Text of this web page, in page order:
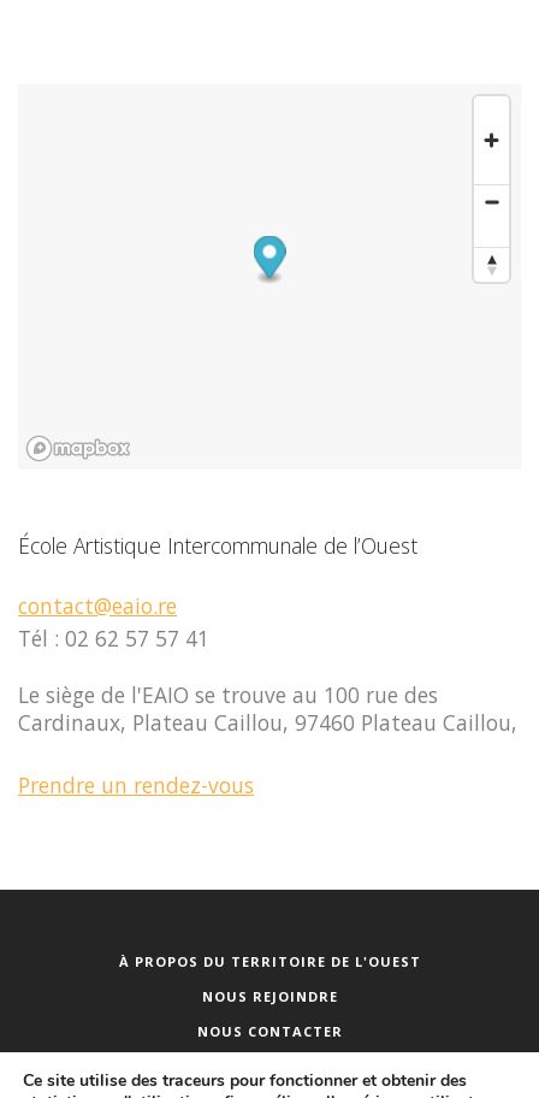
École Artistique Intercommunale de l’Ouest
contact@eaio.re
Tél : 02 62 57 57 41
Le siège de l'EAIO se trouve au 100 rue des
Cardinaux, Plateau Caillou, 97460 Plateau Caillou,
Prendre un rendez-vous
À PROPOS DU TERRITOIRE DE L'OUEST
NOUS REJOINDRE
NOUS CONTACTER
Ce site utilise des traceurs pour fonctionner et obtenir des